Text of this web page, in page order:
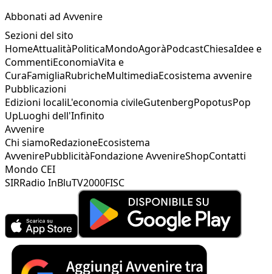
Abbonati ad Avvenire
Sezioni del sito
HomeAttualitàPoliticaMondoAgoràPodcastChiesaIdee e
CommentiEconomiaVita e
CuraFamigliaRubricheMultimediaEcosistema avvenire
Pubblicazioni
Edizioni localiL'economia civileGutenbergPopotusPop
UpLuoghi dell'Infinito
Avvenire
Chi siamoRedazioneEcosistema
AvvenirePubblicitàFondazione AvvenireShopContatti
Mondo CEI
SIRRadio InBluTV2000FISC